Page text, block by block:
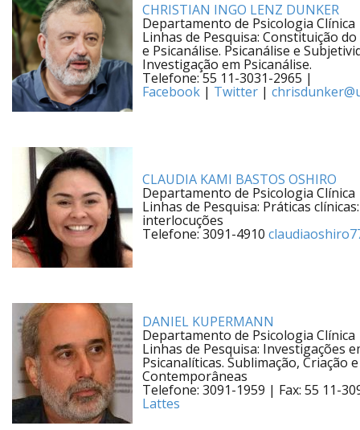
CHRISTIAN INGO LENZ DUNKER
Departamento de Psicologia Clínica
Linhas de Pesquisa: Constituição
e Psicanálise. Psicanálise e
Investigação em Psicanálise.
Telefone: 55 11-3031-2965 |
Facebook | Twitter |
CLAUDIA KAMI BASTOS OSHIRO
Departamento de Psicologia Clínica
Linhas de Pesquisa: Práticas
interlocuções
Telefone: 3091-4910
DANIEL KUPERMANN
Departamento de Psicologia Clínica
Linhas de Pesquisa: Investigações
Psicanalíticas. Sublimação, Criação
Contemporâneas
Telefone: 3091-1959 | Fax: 55 11-
Lattes